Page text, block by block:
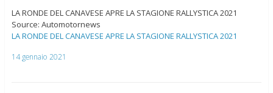
LA RONDE DEL CANAVESE APRE LA STAGIONE RALLYSTICA 2021
Source: Automotornews
LA RONDE DEL CANAVESE APRE LA STAGIONE RALLYSTICA 2021
14 gennaio 2021